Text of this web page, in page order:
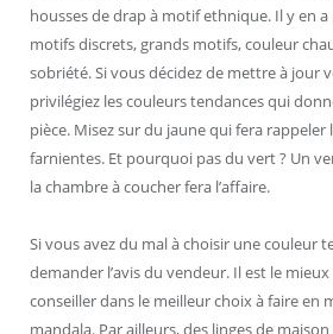
housses de drap à motif ethnique. Il y en
motifs discrets, grands motifs, couleur
sobriété. Si vous décidez de mettre à jour
privilégiez les couleurs tendances qui
pièce. Misez sur du jaune qui fera
farnientes. Et pourquoi pas du vert ? Un
la chambre à coucher fera l’affaire.
Si vous avez du mal à choisir une couleur
demander l’avis du vendeur. Il est le
conseiller dans le meilleur choix à faire en
mandala. Par ailleurs, des linges de